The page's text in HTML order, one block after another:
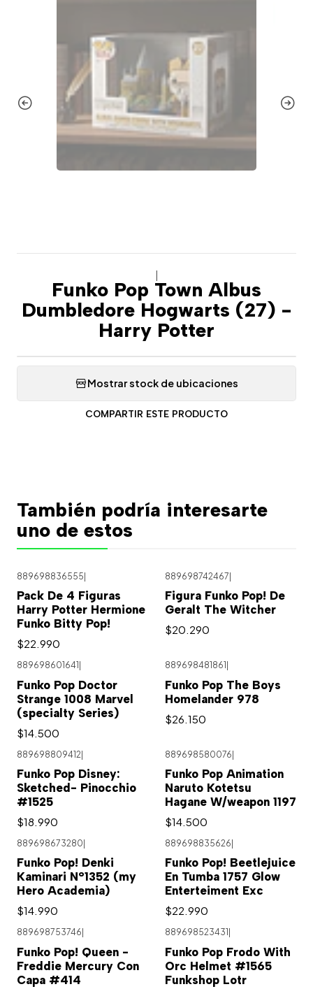
Funko Pop Town Albus
Dumbledore Hogwarts (27) -
Harry Potter
Mostrar stock de ubicaciones
COMPARTIR ESTE PRODUCTO
También podría interesarte
uno de estos
889698836555
Pack De 4 Figuras
Harry Potter Hermione
Funko Bitty Pop!
$22.990
889698742467
Figura Funko Pop! De
Geralt The Witcher
$20.290
889698601641
Funko Pop Doctor
Strange 1008 Marvel
(specialty Series)
$14.500
889698481861
Funko Pop The Boys
Homelander 978
$26.150
889698809412|
Funko Pop Disney:
Sketched- Pinocchio
#1525
$18.990
889698580076|
Funko Pop Animation
Naruto Kotetsu
Hagane W/weapon 1197
$14.500
889698673280
Funko Pop! Denki
Kaminari N°1352 (my
Hero Academia)
$14.990
889698835626
Funko Pop! Beetlejuice
En Tumba 1757 Glow
Enterteiment Exc
$22.990
889698753746
Funko Pop! Queen -
Freddie Mercury Con
Capa #414
889698523431
Funko Pop Frodo With
Orc Helmet #1565
Funkshop Lotr